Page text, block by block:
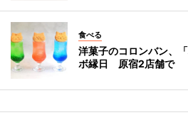
食べる
洋菓子のコロンバン、
ボ縁日 原宿2店舗で